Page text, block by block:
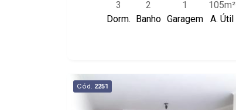
Cozinha; - Edifício sem portaria; -
Próximo ao Colégio Santa Úrsula,
3
Dorm.
2
Banho
1
Garagem
105m²
A. Útil
Cód. 2251